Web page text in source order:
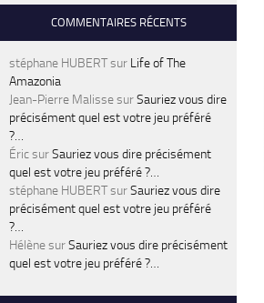
COMMENTAIRES RÉCENTS
stéphane HUBERTsur Life of The
Amazonia
Jean-Pierre MalissesurSauriez vous dire
précisément quel est votre jeu préféré
?…
ÉricsurSauriez vous dire précisément
quel est votre jeu préféré ?…
stéphane HUBERTsurSauriez vous dire
précisément quel est votre jeu préféré
?…
HélènesurSauriez vous dire précisément
quel est votre jeu préféré ?…